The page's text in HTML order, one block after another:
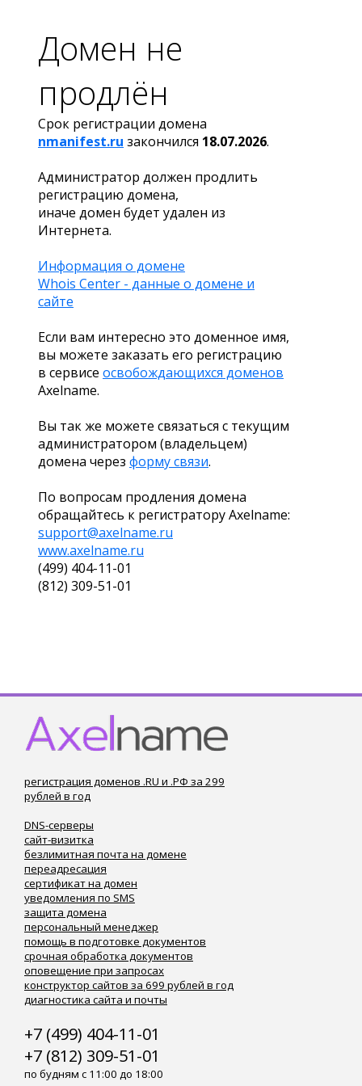
Домен не
продлён
Срок регистрации домена
nmanifest.ru закончился 18.07.2026.
Администратор должен продлить
регистрацию домена,
иначе домен будет удален из
Интернета.
Информация о домене
Whois Center - данные о домене и
сайте
Если вам интересно это доменное имя,
вы можете заказать его регистрацию
в сервисе освобождающихся доменов
Axelname.
Вы так же можете связаться с текущим
администратором (владельцем)
домена через форму связи.
По вопросам продления домена
обращайтесь к регистратору Axelname:
support@axelname.ru
www.axelname.ru
(499) 404-11-01
(812) 309-51-01
регистрация доменов .RU и .РФ за 299
рублей в год
DNS-серверы
сайт-визитка
безлимитная почта на домене
переадресация
сертификат на домен
уведомления по SMS
защита домена
персональный менеджер
помощь в подготовке документов
срочная обработка документов
оповещение при запросах
конструктор сайтов за 699 рублей в год
диагностика сайта и почты
+7 (499) 404-11-01
+7 (812) 309-51-01
по будням с 11:00 до 18:00